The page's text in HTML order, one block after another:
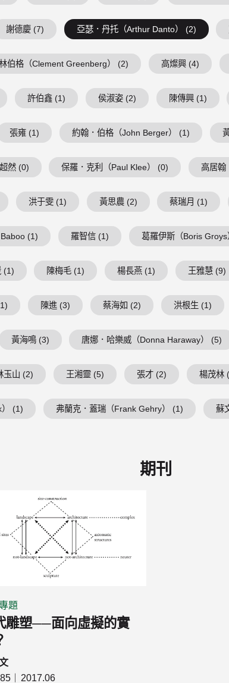
謝德慶 (7) 亞瑟．丹托（Arthur Danto） (2)
伯格（Clement Greenberg） (2) 高燦興 (4)
許伯鑫 (1) 侯淑姿 (2) 陳傳興 (1)
張雍 (1) 約翰．伯格（John Berger） (1)
然 (0) 保羅．克利（Paul Klee） (0) 高居翰
洪于雯 (1) 黃思農 (2) 蔡瑞月 (1)
Baboo (1) 羅智信 (1) 葛羅伊斯（Boris Groys
(1) 陳梅毛 (1) 楊長燕 (1) 王雅慧 (9)
陳進 (3) 蔡海如 (2) 洪根生 (1)
黃海鳴 (3) 唐娜．哈樂威（Donna Haraway） (5)
玉山 (2) 王湘靈 (5) 張才 (2) 楊茂林
(1) 弗蘭克．蓋瑞（Frank Gehry） (1) 蘇
期刊
題
雕塑──面向虛擬的實
2017.06